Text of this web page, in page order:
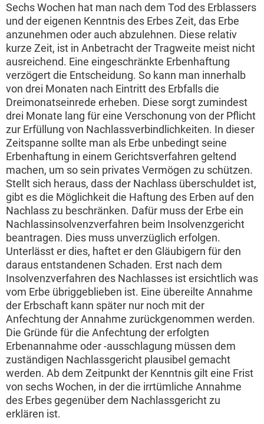
Sechs Wochen hat man nach dem Tod des Erblassers
und der eigenen Kenntnis des Erbes Zeit, das Erbe
anzunehmen oder auch abzulehnen. Diese relativ
kurze Zeit, ist in Anbetracht der Tragweite meist nicht
ausreichend. Eine eingeschränkte Erbenhaftung
verzögert die Entscheidung. So kann man innerhalb
von drei Monaten nach Eintritt des Erbfalls die
Dreimonatseinrede erheben. Diese sorgt zumindest
drei Monate lang für eine Verschonung von der Pflicht
zur Erfüllung von Nachlassverbindlichkeiten. In dieser
Zeitspanne sollte man als Erbe unbedingt seine
Erbenhaftung in einem Gerichtsverfahren geltend
machen, um so sein privates Vermögen zu schützen.
Stellt sich heraus, dass der Nachlass überschuldet ist,
gibt es die Möglichkeit die Haftung des Erben auf den
Nachlass zu beschränken. Dafür muss der Erbe ein
Nachlassinsolvenzverfahren beim Insolvenzgericht
beantragen. Dies muss unverzüglich erfolgen.
Unterlässt er dies, haftet er den Gläubigern für den
daraus entstandenen Schaden. Erst nach dem
Insolvenzverfahren des Nachlasses ist ersichtlich was
vom Erbe übriggeblieben ist. Eine übereilte Annahme
der Erbschaft kann später nur noch mit der
Anfechtung der Annahme zurückgenommen werden.
Die Gründe für die Anfechtung der erfolgten
Erbenannahme oder -ausschlagung müssen dem
zuständigen Nachlassgericht plausibel gemacht
werden. Ab dem Zeitpunkt der Kenntnis gilt eine Frist
von sechs Wochen, in der die irrtümliche Annahme
des Erbes gegenüber dem Nachlassgericht zu
erklären ist.